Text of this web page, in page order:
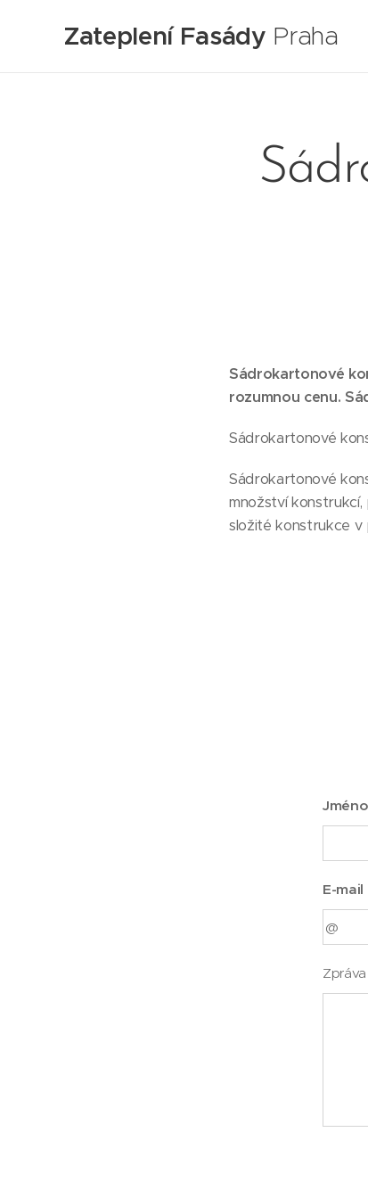
Zateplení Fasády Praha
Sádrokartonové
rozumnou cenu.
Sádrokartonové
Sádrokartonové
množství
složité konstrukce v
E-mail
Zpráva